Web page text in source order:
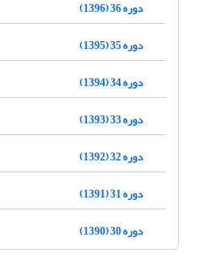
دوره 36 (1396)
دوره 35 (1395)
دوره 34 (1394)
دوره 33 (1393)
دوره 32 (1392)
دوره 31 (1391)
دوره 30 (1390)